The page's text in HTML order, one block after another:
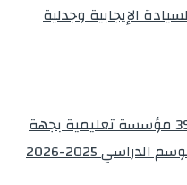
الإيجابية وجدلية
الدكتور نوفل كديلي يتفقد 39 مؤسسة تعليمية بجهة
2025-2026